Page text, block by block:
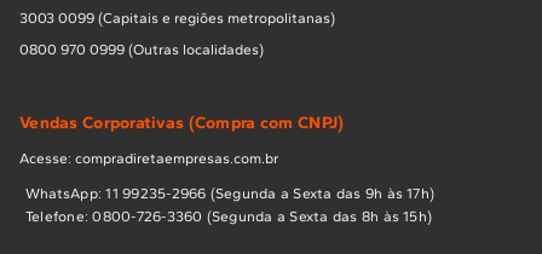
3003 0099 (Capitais e regiões metropolitanas)
0800 970 0999 (Outras localidades)
Vendas Corporativas (Compra com CNPJ)
Acesse: compradiretaempresas.com.br
WhatsApp: 11 99235-2966 (Segunda a Sexta das 9h às 17h)
Telefone: 0800-726-3360 (Segunda a Sexta das 8h às 15h)